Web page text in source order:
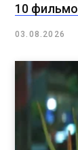
10
03.08.2026